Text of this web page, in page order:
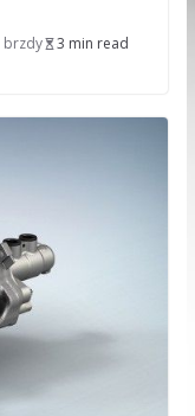
brzdy 3 min read